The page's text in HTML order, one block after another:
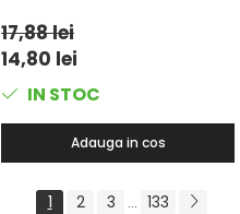
17,88 lei
14,80 lei
IN STOC
Adauga in cos
1 2 3 ... 133